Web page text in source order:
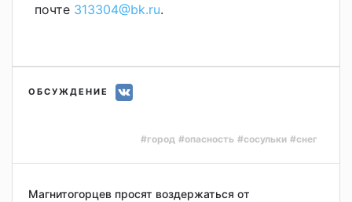
почте 313304@bk.ru.
ОБСУЖДЕНИЕ
#город #опасность #сосульки #снег
Магнитогорцев просят воздержаться от